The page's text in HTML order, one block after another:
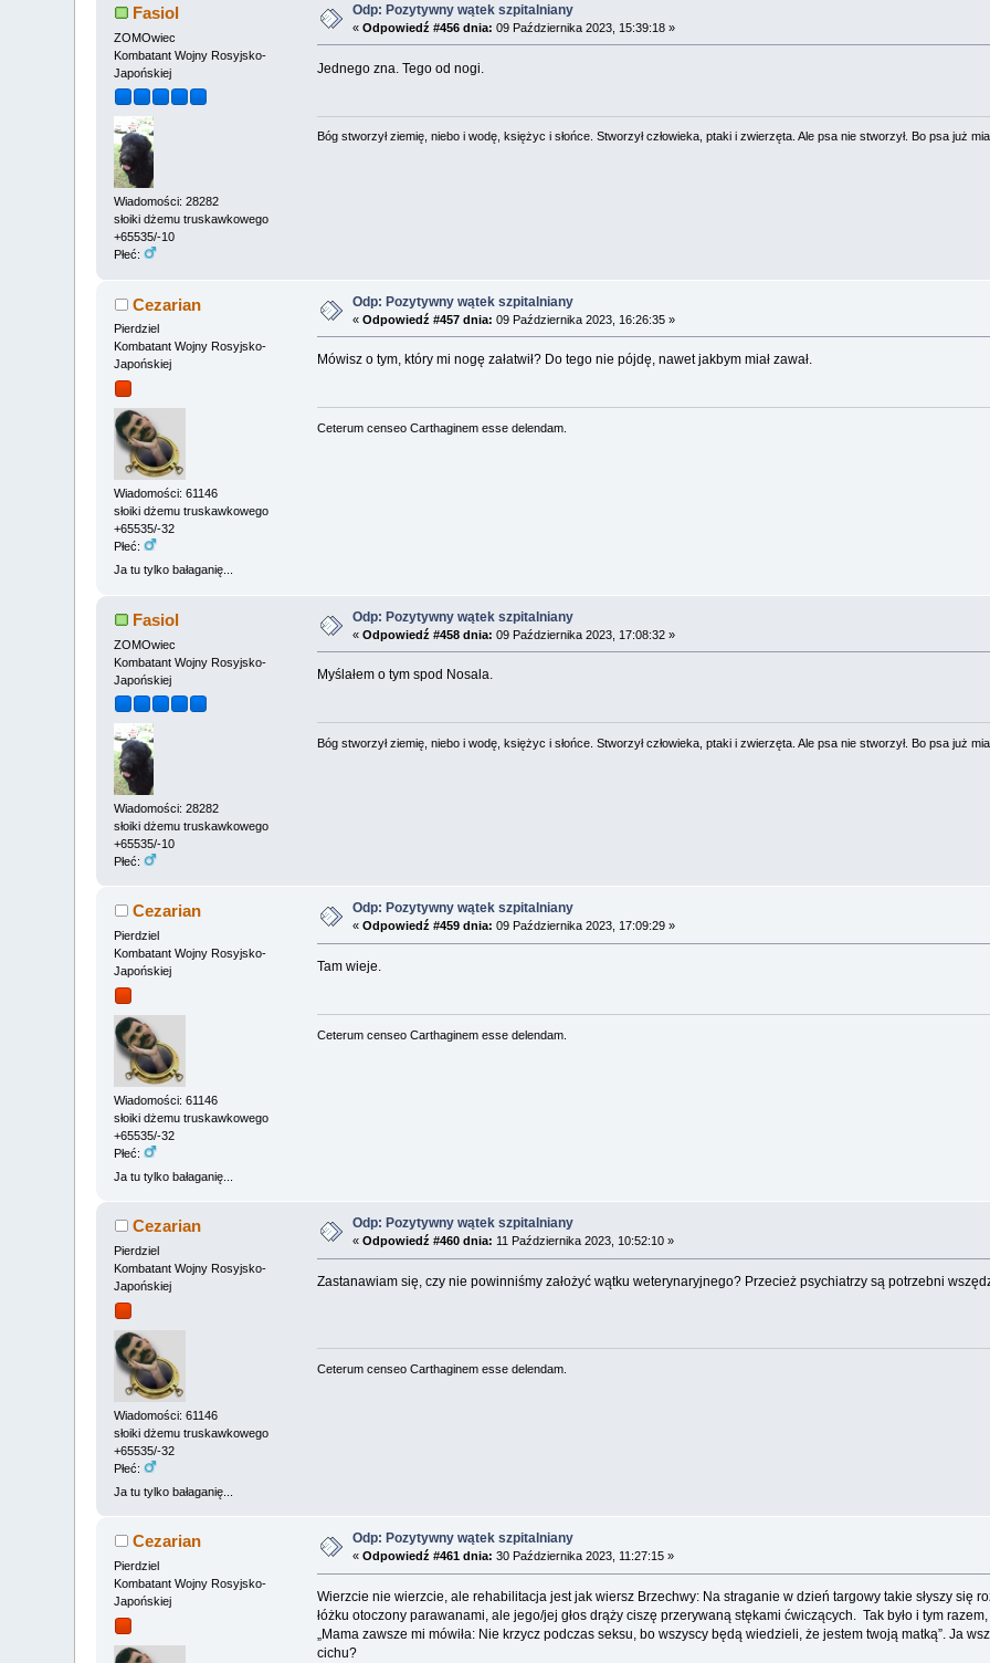
Fasiol
ZOMOwiec
Kombatant Wojny Rosyjsko-
Japońskiej
Wiadomości: 28282
słoiki dżemu truskawkowego
+65535/-10
Płeć:
Odp: Pozytywny wątek szpitalniany
«Odpowiedź #456 dnia: 09 Października 2023, 15:39:18 »
Jednego zna. Tego od nogi.
Bóg stworzył ziemię, niebo i wodę, księżyc i słońce. Stworzył człowieka, ptaki i zwierzęta. Ale psa nie stworzył. Bo psa już
Cezarian
Pierdziel
Kombatant Wojny Rosyjsko-
Japońskiej
Wiadomości: 61146
słoiki dżemu truskawkowego
+65535/-32
Płeć:
Ja tu tylko bałaganię...
Odp: Pozytywny wątek szpitalniany
«Odpowiedź #457 dnia: 09 Października 2023, 16:26:35 »
Mówisz o tym, który mi nogę załatwił? Do tego nie pójdę, nawet jakbym miał zawał.
Ceterum censeo Carthaginem esse delendam.
Fasiol
ZOMOwiec
Kombatant Wojny Rosyjsko-
Japońskiej
Wiadomości: 28282
słoiki dżemu truskawkowego
+65535/-10
Płeć:
Odp: Pozytywny wątek szpitalniany
«Odpowiedź #458 dnia: 09 Października 2023, 17:08:32 »
Myślałem o tym spod Nosala.
Bóg stworzył ziemię, niebo i wodę, księżyc i słońce. Stworzył człowieka, ptaki i zwierzęta. Ale psa nie stworzył. Bo psa już
Cezarian
Pierdziel
Kombatant Wojny Rosyjsko-
Japońskiej
Wiadomości: 61146
słoiki dżemu truskawkowego
+65535/-32
Płeć:
Ja tu tylko bałaganię...
Odp: Pozytywny wątek szpitalniany
«Odpowiedź #459 dnia: 09 Października 2023, 17:09:29 »
Tam wieje.
Ceterum censeo Carthaginem esse delendam.
Cezarian
Pierdziel
Kombatant Wojny Rosyjsko-
Japońskiej
Wiadomości: 61146
słoiki dżemu truskawkowego
+65535/-32
Płeć:
Ja tu tylko bałaganię...
Odp: Pozytywny wątek szpitalniany
«Odpowiedź #460 dnia: 11 Października 2023, 10:52:10 »
Zastanawiam się, czy nie powinniśmy założyć wątku weterynaryjnego? Przecież psychiatrzy są potrzebni
Ceterum censeo Carthaginem esse delendam.
Cezarian
Pierdziel
Kombatant Wojny Rosyjsko-
Japońskiej
Odp: Pozytywny wątek szpitalniany
«Odpowiedź #461 dnia: 30 Października 2023, 11:27:15 »
Wierzcie nie wierzcie, ale rehabilitacja jest jak wiersz Brzechwy: Na straganie w dzień targowy takie słyszy się
łóżku otoczony parawanami, ale jego/jej głos drąży ciszę przerywaną stękami ćwiczących. Tak było i tym
„Mama zawsze mi mówiła: Nie krzycz podczas seksu, bo wszyscy będą wiedzieli, że jestem twoją matką”. Ja
cichu?